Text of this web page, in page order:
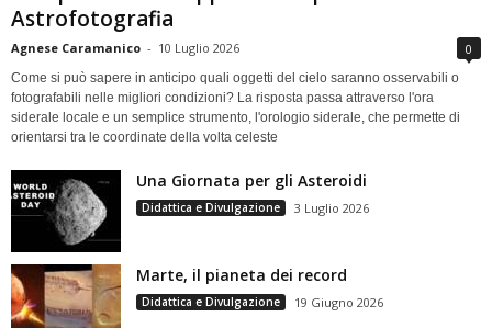
Astrofotografia
Agnese Caramanico - 10 Luglio 2026 0
Come si può sapere in anticipo quali oggetti del cielo saranno osservabili o
fotografabili nelle migliori condizioni? La risposta passa attraverso l'ora
siderale locale e un semplice strumento, l'orologio siderale, che permette di
orientarsi tra le coordinate della volta celeste
Una Giornata per gli Asteroidi
Didattica e Divulgazione 3 Luglio 2026
Marte, il pianeta dei record
Didattica e Divulgazione 19 Giugno 2026